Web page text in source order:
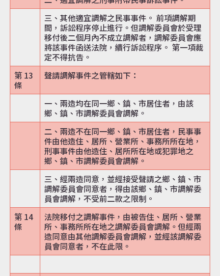
三、其他適宜調解之民事事件。 前項調解期
間，訴訟程序停止進行。但調解委員會於受理
移付後二個月內不成立調解者，調解委員會應
將該事件函送法院，續行訴訟程序。 第一項裁
定不得抗告。
第 13
條
聲請調解事件之管轄如下：
一、兩造均在同一鄉、鎮、市居住者，由該
鄉、鎮、市調解委員會調解。
二、兩造不在同一鄉、鎮、市居住者，民事事
件由他造住、居所、營業所、事務所所在地，
刑事事件由他造住、居所所在地或犯罪地之
鄉、鎮、市調解委員會調解。
三、經兩造同意，並經接受聲請之鄉、鎮、市
調解委員會同意者，得由該鄉、鎮、市調解委
員會調解，不受前二款之限制。
第 14
條
法院移付之調解事件，由被告住、居所、營業
所、事務所所在地之調解委員會調解。但經兩
造同意由其他調解委員會調解，並經該調解委
員會同意者，不在此限。